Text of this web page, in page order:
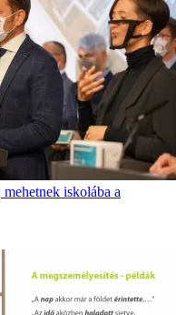
iskolába a